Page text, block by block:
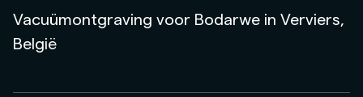
Vacuümontgraving voor Bodarwe in Verviers,
België